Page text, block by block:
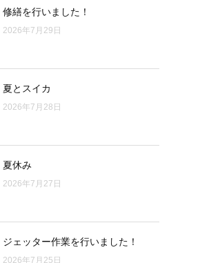
修繕を行いました！
2026年7月29日
夏とスイカ
2026年7月28日
夏休み
2026年7月27日
ジェッター作業を行いました！
2026年7月25日